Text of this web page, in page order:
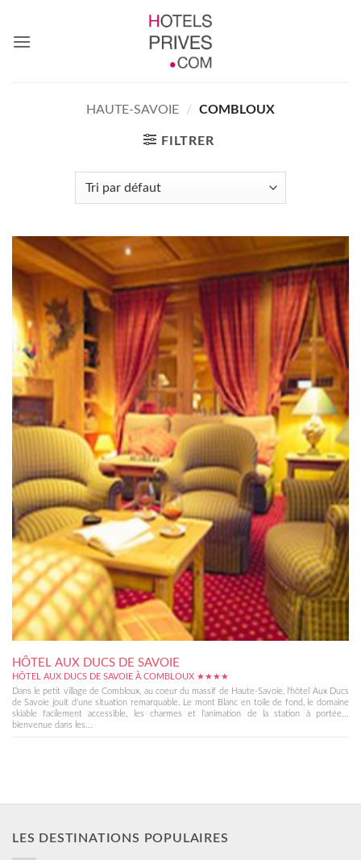
contenu
HAUTE-SAVOIE / COMBLOUX
FILTRER
HÔTEL AUX DUCS DE SAVOIE
HÔTEL AUX DUCS DE SAVOIE À COMBLOUX ★★★★
Dans le petit village de Combloux, au coeur du massif de Haute-Savoie, l'hôtel Aux Ducs
de Savoie jouit d'une situation remarquable. Le mont Blanc en toile de fond, le domaine
skiable facilement accessible, les charmes et l'animation de la station à portée...
bienvenue dans les...
LES DESTINATIONS POPULAIRES